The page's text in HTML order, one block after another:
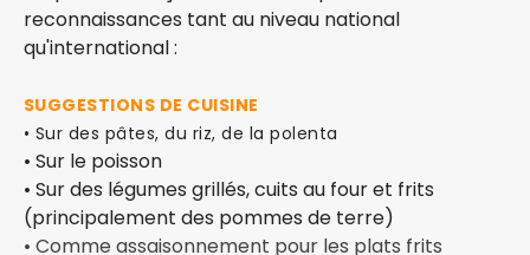
reconnaissances tant au niveau national
qu'international :
SUGGESTIONS DE CUISINE
• Sur des pâtes, du riz, de la polenta
• Sur le poisson
• Sur des légumes grillés, cuits au four et frits
(principalement des pommes de terre)
• Comme assaisonnement pour les plats frits